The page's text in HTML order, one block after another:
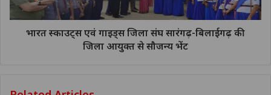
भारत स्काउट्स एवं गाइड्स जिला संघ सारंगढ़-बिलाईगढ़ की
जिला आयुक्त से सौजन्य भेंट